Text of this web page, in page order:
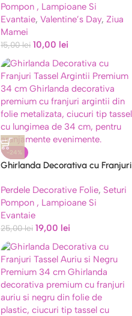
Pompon , Lampioane Si
Evantaie, Valentine’s Day, Ziua
Mamei
15,00lei 10,00 lei
-24%
Ghirlanda Decorativa cu Franjuri
Perdele Decorative Folie, Seturi
Pompon , Lampioane Si
Evantaie
25,00lei 19,00 lei